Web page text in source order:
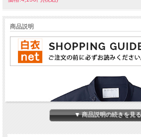
商品説明
▼ 商品説明の続きを見